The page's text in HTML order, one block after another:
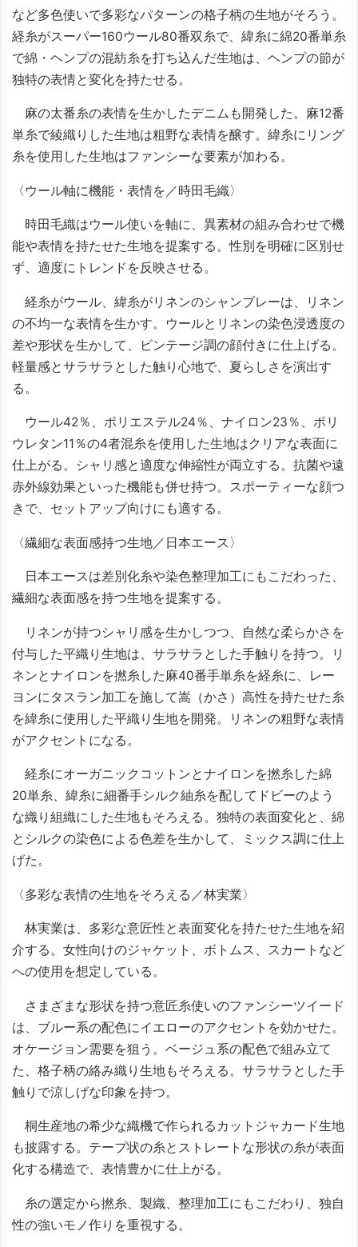
など多色使いで多彩なパターンの格子柄の生地がそろう。
経糸がスーパー160ウール80番双糸で、緯糸に綿20番単糸
で綿・ヘンプの混紡糸を打ち込んだ生地は、ヘンプの節が
独特の表情と変化を持たせる。
麻の太番糸の表情を生かしたデニムも開発した。麻12番
単糸で綾織りした生地は粗野な表情を醸す。緯糸にリング
糸を使用した生地はファンシーな要素が加わる。
〈ウール軸に機能・表情を／時田毛織〉
時田毛織はウール使いを軸に、異素材の組み合わせで機
能や表情を持たせた生地を提案する。性別を明確に区別せ
ず、適度にトレンドを反映させる。
経糸がウール、緯糸がリネンのシャンブレーは、リネン
の不均一な表情を生かす。ウールとリネンの染色浸透度の
差や形状を生かして、ビンテージ調の顔付きに仕上げる。
軽量感とサラサラとした触り心地で、夏らしさを演出す
る。
ウール42％、ポリエステル24％、ナイロン23％、ポリ
ウレタン11％の4者混糸を使用した生地はクリアな表面に
仕上がる。シャリ感と適度な伸縮性が両立する。抗菌や遠
赤外線効果といった機能も併せ持つ。スポーティーな顔つ
きで、セットアップ向けにも適する。
〈繊細な表面感持つ生地／日本エース〉
日本エースは差別化糸や染色整理加工にもこだわった、
繊細な表面感を持つ生地を提案する。
リネンが持つシャリ感を生かしつつ、自然な柔らかさを
付与した平織り生地は、サラサラとした手触りを持つ。リ
ネンとナイロンを撚糸した麻40番手単糸を経糸に、レー
ヨンにタスラン加工を施して嵩（かさ）高性を持たせた糸
を緯糸に使用した平織り生地を開発。リネンの粗野な表情
がアクセントになる。
経糸にオーガニックコットンとナイロンを撚糸した綿
20単糸、緯糸に細番手シルク紬糸を配してドビーのよう
な織り組織にした生地もそろえる。独特の表面変化と、綿
とシルクの染色による色差を生かして、ミックス調に仕上
げた。
〈多彩な表情の生地をそろえる／林実業〉
林実業は、多彩な意匠性と表面変化を持たせた生地を紹
介する。女性向けのジャケット、ボトムス、スカートなど
への使用を想定している。
さまざまな形状を持つ意匠糸使いのファンシーツイード
は、ブルー系の配色にイエローのアクセントを効かせた。
オケージョン需要を狙う。ベージュ系の配色で組み立て
た、格子柄の絡み織り生地もそろえる。サラサラとした手
触りで涼しげな印象を持つ。
桐生産地の希少な織機で作られるカットジャカード生地
も披露する。テープ状の糸とストレートな形状の糸が表面
化する構造で、表情豊かに仕上がる。
糸の選定から撚糸、製織、整理加工にもこだわり、独自
性の強いモノ作りを重視する。